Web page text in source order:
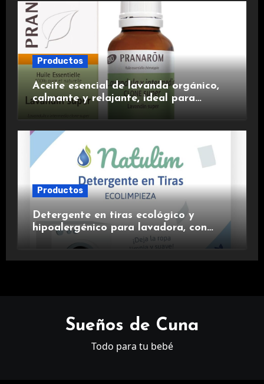
Productos
Aceite esencial de lavanda orgánico,
calmante y relajante, ideal para
Productos
Detergente en tiras ecológico y
hipoalergénico para lavadora, con
suavizante incluido y fragancia de
Sueños de Cuna
Todo para tu bebé